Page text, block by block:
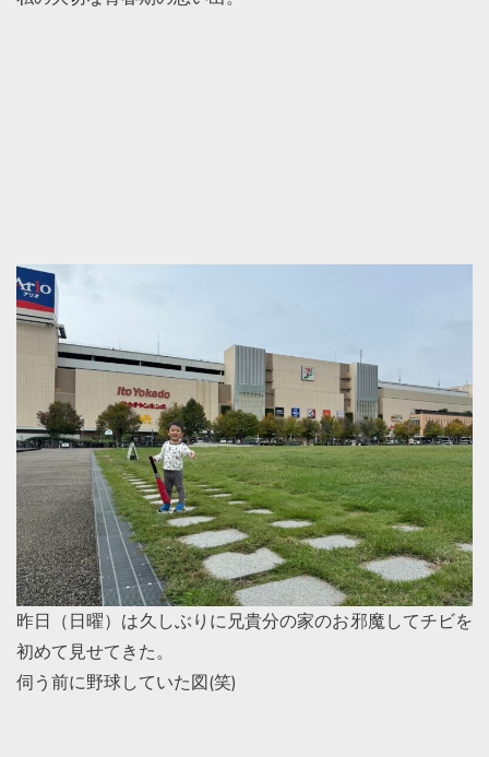
昨日（日曜）は久しぶりに兄貴分の家のお邪魔してチビを
初めて見せてきた。
伺う前に野球していた図(笑)